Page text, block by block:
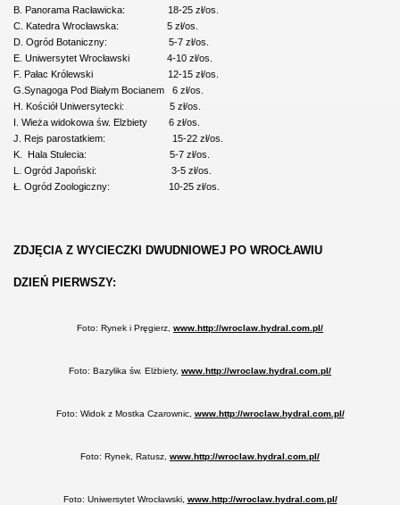
B. Panorama Racławicka: 18-25 zł/os.
C. Katedra Wrocławska: 5 zł/os.
D. Ogród Botaniczny: 5-7 zł/os.
E. Uniwersytet Wrocławski 4-10 zł/os.
F. Pałac Królewski 12-15 zł/os.
G.Synagoga Pod Białym Bocianem 6 zł/os.
H. Kościół Uniwersytecki: 5 zł/os.
I. Wieża widokowa św. Elzbiety 6 zł/os.
J. Rejs parostatkiem: 15-22 zł/os.
K. Hala Stulecia: 5-7 zł/os.
L. Ogród Japoński: 3-5 zł/os.
Ł. Ogród Zoologiczny: 10-25 zł/os.
ZDJĘCIA Z WYCIECZKI DWUDNIOWEJ PO WROCŁAWIU
DZIEŃ PIERWSZY:
Foto: Rynek i Pręgierz, www.http://wroclaw.hydral.com.pl/
Foto: Bazylika św. Elżbiety, www.http://wroclaw.hydral.com.pl/
Foto: Widok z Mostka Czarownic, www.http://wroclaw.hydral.com.pl/
Foto: Rynek, Ratusz, www.http://wroclaw.hydral.com.pl/
Foto: Uniwersytet Wrocławski, www.http://wroclaw.hydral.com.pl/